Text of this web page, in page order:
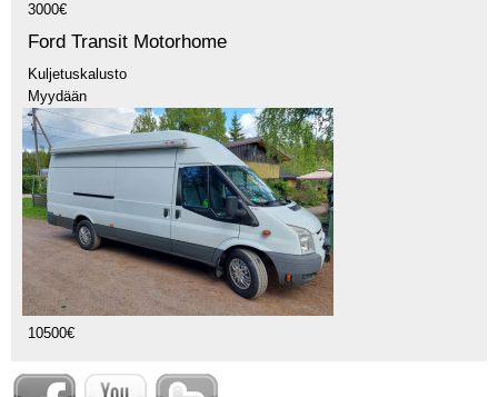
3000€
Ford Transit Motorhome
Kuljetuskalusto
Myydään
10500€